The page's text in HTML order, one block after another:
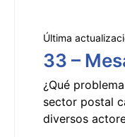
Última
33 –
¿Qué
sector postal
diversos